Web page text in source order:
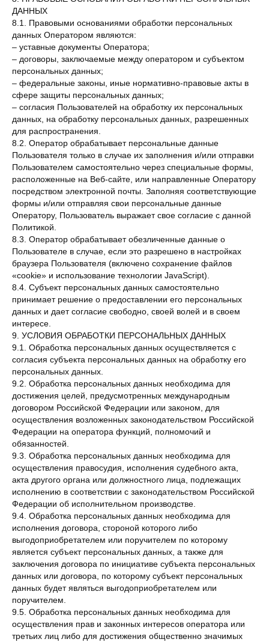
ДАННЫХ
8.1. Правовыми основаниями обработки персональных
данных Оператором являются:
– уставные документы Оператора;
– договоры, заключаемые между оператором и субъектом
персональных данных;
– федеральные законы, иные нормативно-правовые акты в
сфере защиты персональных данных;
– согласия Пользователей на обработку их персональных
данных, на обработку персональных данных, разрешенных
для распространения.
8.2. Оператор обрабатывает персональные данные
Пользователя только в случае их заполнения и/или отправки
Пользователем самостоятельно через специальные формы,
расположенные на Веб-сайте, или направленные Оператору
посредством электронной почты. Заполняя соответствующие
формы и/или отправляя свои персональные данные
Оператору, Пользователь выражает свое согласие с данной
Политикой.
8.3. Оператор обрабатывает обезличенные данные о
Пользователе в случае, если это разрешено в настройках
браузера Пользователя (включено сохранение файлов
«cookie» и использование технологии JavaScript).
8.4. Субъект персональных данных самостоятельно
принимает решение о предоставлении его персональных
данных и дает согласие свободно, своей волей и в своем
интересе.
9. УСЛОВИЯ ОБРАБОТКИ ПЕРСОНАЛЬНЫХ ДАННЫХ
9.1. Обработка персональных данных осуществляется с
согласия субъекта персональных данных на обработку его
персональных данных.
9.2. Обработка персональных данных необходима для
достижения целей, предусмотренных международным
договором Российской Федерации или законом, для
осуществления возложенных законодательством Российской
Федерации на оператора функций, полномочий и
обязанностей.
9.3. Обработка персональных данных необходима для
осуществления правосудия, исполнения судебного акта,
акта другого органа или должностного лица, подлежащих
исполнению в соответствии с законодательством Российской
Федерации об исполнительном производстве.
9.4. Обработка персональных данных необходима для
исполнения договора, стороной которого либо
выгодоприобретателем или поручителем по которому
является субъект персональных данных, а также для
заключения договора по инициативе субъекта персональных
данных или договора, по которому субъект персональных
данных будет являться выгодоприобретателем или
поручителем.
9.5. Обработка персональных данных необходима для
осуществления прав и законных интересов оператора или
третьих лиц либо для достижения общественно значимых